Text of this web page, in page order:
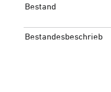
Bestand
Bestandesbeschrieb